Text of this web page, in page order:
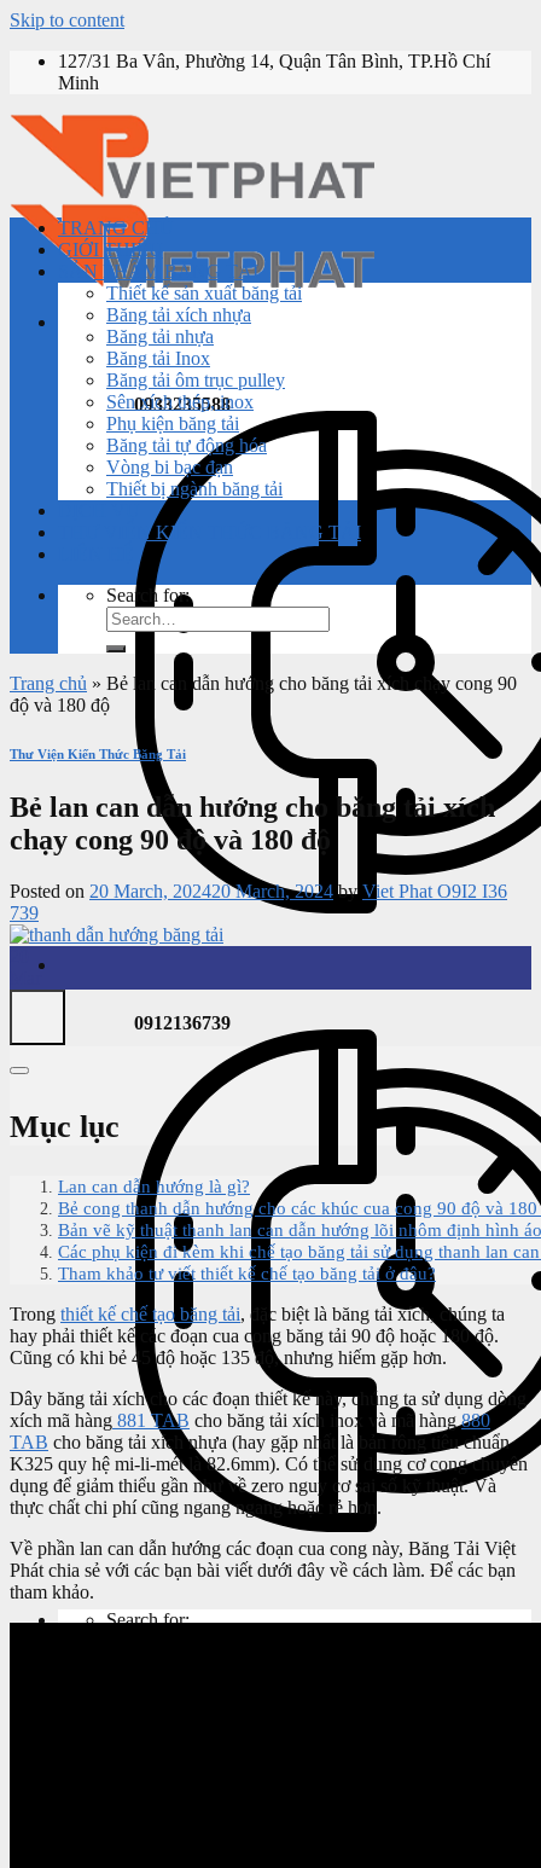
Skip to content
127/31 Ba Vân, Phường 14, Quận Tân Bình, TP.Hồ Chí
Minh
0933235588
0912136739
Search for:
TRANG CHỦ
GIỚI THIỆU
SẢN PHẨM BĂNG TẢI
Thiết kế sản xuất băng tải
Băng tải xích nhựa
Băng tải nhựa
Băng tải Inox
Băng tải ôm trục pulley
Sên xích thép, inox
Phụ kiện băng tải
Băng tải tự động hóa
Vòng bi bạc đạn
Thiết bị ngành băng tải
THƯ VIỆN KIẾN THỨC BĂNG TẢI
Search for:
Trang chủ » Bẻ lan can dẫn hướng cho băng tải xích chạy cong 90
độ và 180 độ
Thư Viện Kiến Thức Băng Tải
Bẻ lan can dẫn hướng cho băng tải xích
chạy cong 90 độ và 180 độ
Posted on 20 March, 202420 March, 2024 by Viet Phat O9I2 I36
739
Mục lục
Lan can dẫn hướng là gì?
Bẻ cong thanh dẫn hướng cho các khúc cua cong 90 độ và
Bản vẽ kỹ thuật thanh lan can dẫn hướng lõi nhôm định hình
Các phụ kiện đi kèm khi chế tạo băng tải sử dụng thanh lan
Tham khảo tư viết thiết kế chế tạo băng tải ở đâu?
Trong thiết kế chế tạo băng tải, đặc biệt là băng tải xích, chúng ta
hay phải thiết kế các đoạn cua cong băng tải 90 độ hoặc 180 độ.
Cũng có khi bẻ 45 độ hoặc 135 độ, nhưng hiếm gặp hơn.
Dây băng tải xích cho các đoạn thiết kế này, chúng ta sử dụng dòng
xích mã hàng 881 TAB cho băng tải xích inox và mã hàng880
TAB cho băng tải xích nhựa (hay gặp nhất là bản rộng tiêu chuẩn
K325 quy hệ mi-li-mét là 82.6mm). Có thể sử dụng cơ cong chuyên
dụng để giảm thiểu gần như về zero nguy cơ sai số kỹ thuật. Và
thực chất chi phí cũng ngang ngang hoặc rẻ hơn.
Về phần lan can dẫn hướng các đoạn cua cong này, Băng Tải Việt
Phát chia sẻ với các bạn bài viết dưới đây về cách làm. Để các bạn
tham khảo.